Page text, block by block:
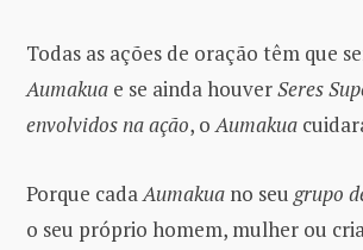
Todas as ações de oração têm que
Aumakua e se ainda houverSeres
envolvidos na ação, oAumakua
Porque cadaAumakua no seu grupo
o seu próprio homem, mulher ou